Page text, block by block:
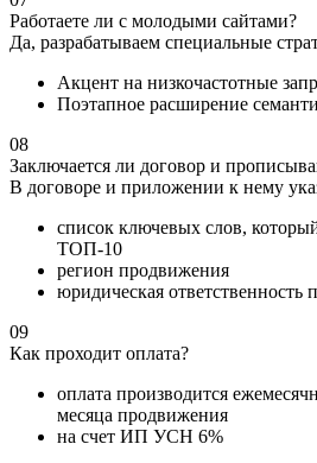
Работаете ли с молодыми сайтами?
Да, разрабатываем специальные
Акцент на низкочастотные
Поэтапное расширение
08
Заключается ли договор и
В договоре и приложении к нему
список ключевых слов,
ТОП-10
регион продвижения
юридическая ответственность
09
Как проходит оплата?
оплата производится
месяца продвижения
на счет ИП УСН 6%